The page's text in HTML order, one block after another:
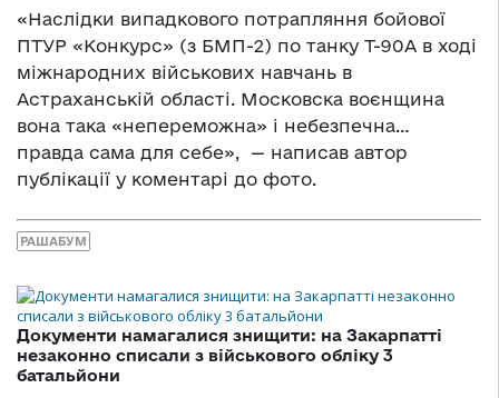
«Наслідки випадкового потрапляння бойової
ПТУР «Конкурс» (з БМП-2) по танку Т-90А в ході
міжнародних військових навчань в
Астраханській області. Московска воєнщина
вона така «непереможна» і небезпечна…
правда сама для себе», — написав автор
публікації у коментарі до фото.
РАШАБУМ
Документи намагалися знищити: на Закарпатті
незаконно списали з військового обліку 3
батальйони